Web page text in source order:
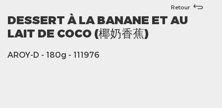
Retour
DESSERT À LA BANANE ET AU
LAIT DE COCO (椰奶香蕉)
AROY-D - 180g - 111976